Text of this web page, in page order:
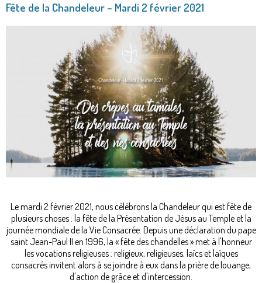
Fête de la Chandeleur – Mardi 2 février 2021
Le mardi 2 février 2021, nous célébrons la Chandeleur qui est fête de
plusieurs choses : la fête de la Présentation de Jésus au Temple et la
journée mondiale de la Vie Consacrée. Depuis une déclaration du pape
saint Jean-Paul II en 1996, la « fête des chandelles » met à l'honneur
les vocations religieuses : religieux, religieuses, laïcs et laïques
consacrés invitent alors à se joindre à eux dans la prière de louange,
d'action de grâce et d'intercession.